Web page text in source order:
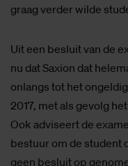
graag verder wilde
Uit een besluit van de
nu dat Saxion dat
onlangs tot het
2017, met als gevolg
Ook adviseert de
bestuur om de student
geen besluit op